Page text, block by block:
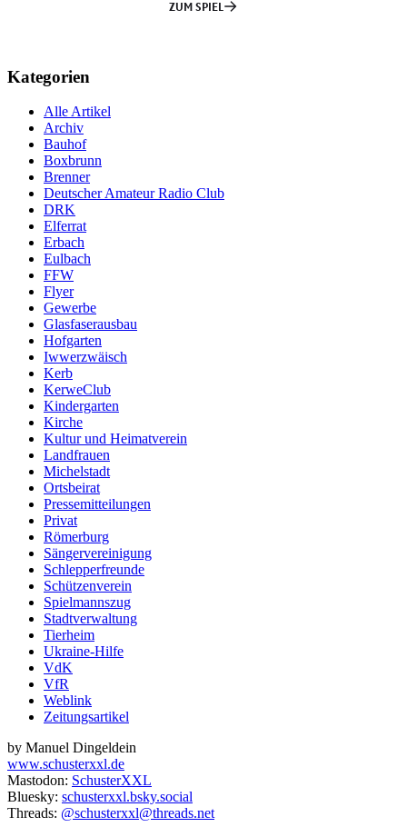
Kategorien
Alle Artikel
Archiv
Bauhof
Boxbrunn
Brenner
Deutscher Amateur Radio Club
DRK
Elferrat
Erbach
Eulbach
FFW
Flyer
Gewerbe
Glasfaserausbau
Hofgarten
Iwwerzwäisch
Kerb
KerweClub
Kindergarten
Kirche
Kultur und Heimatverein
Landfrauen
Michelstadt
Ortsbeirat
Pressemitteilungen
Privat
Römerburg
Sängervereinigung
Schlepperfreunde
Schützenverein
Spielmannszug
Stadtverwaltung
Tierheim
Ukraine-Hilfe
VdK
VfR
Weblink
Zeitungsartikel
by Manuel Dingeldein
www.schusterxxl.de
Mastodon: SchusterXXL
Bluesky: schusterxxl.bsky.social
Threads: @schusterxxl@threads.net